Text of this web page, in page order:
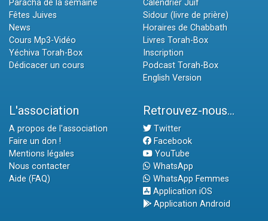
Paracha de la semaine
Fêtes Juives
News
Cours Mp3-Vidéo
Yéchiva Torah-Box
Dédicacer un cours
Calendrier Juif
Sidour (livre de prière)
Horaires de Chabbath
Livres Torah-Box
Inscription
Podcast Torah-Box
English Version
L'association
A propos de l'association
Faire un don !
Mentions légales
Nous contacter
Aide (FAQ)
Retrouvez-nous...
Twitter
Facebook
YouTube
WhatsApp
WhatsApp Femmes
Application iOS
Application Android